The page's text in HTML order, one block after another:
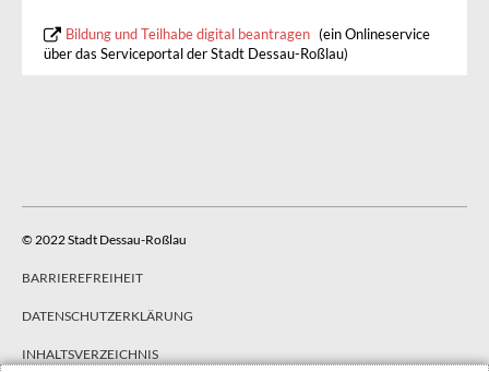
Bildung und Teilhabe digital beantragen (ein Onlineservice
über das Serviceportal der Stadt Dessau-Roßlau)
© 2022 Stadt Dessau-Roßlau
BARRIEREFREIHEIT
DATENSCHUTZERKLÄRUNG
INHALTSVERZEICHNIS